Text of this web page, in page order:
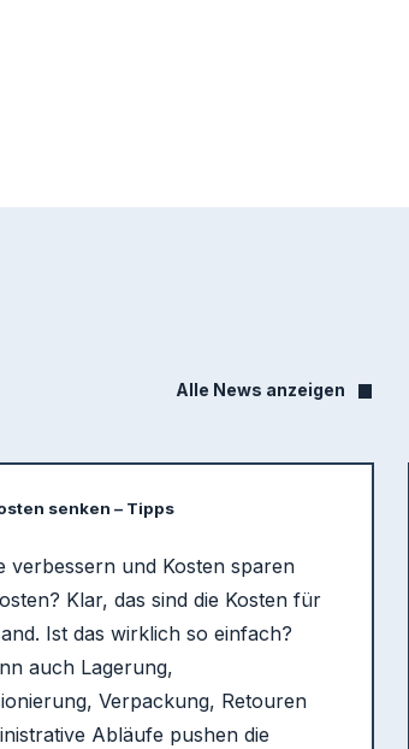
Alle News anzeigen
senken – Tipps
verbessern und Kosten sparen
Klar, das sind die Kosten für
Ist das wirklich so einfach?
auch Lagerung,
Verpackung, Retouren
Abläufe pushen die